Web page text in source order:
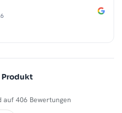
Produkt
auf 406 Bewertungen